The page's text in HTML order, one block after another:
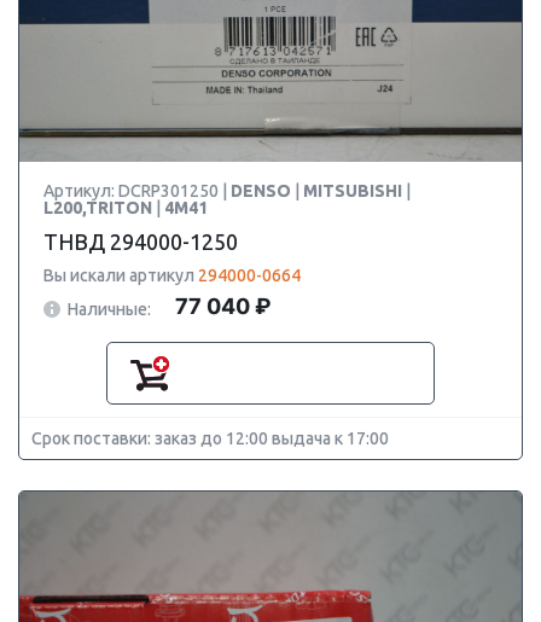
Артикул: DCRP301250 | DENSO MITSUBISHI
L200,TRITON
4M41
ТНВД 294000-1250
Вы искали артикул 294000-0664
Наличные:
77 040 ₽
Срок поставки: заказ до 12:00 выдача к 17:00